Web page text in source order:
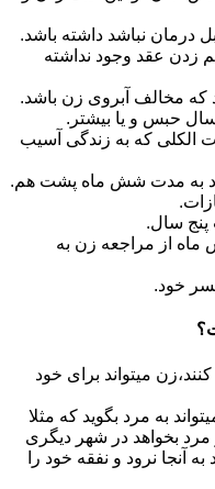
درمان نباشد داشته باشد.
زدن عقد وجود نداشته
که مخالف آبروی زن باشد.
الکلی که به زندگی آسیب
به مدت شش ماه پشت هم.
پنج سال.
ماه از مراجعه زن به
خود.
میتواند برای خود
به مرد بگوید که مثلا
مرد بخواهد در شهر دیگری
آنجا نرود و نفقه خود را